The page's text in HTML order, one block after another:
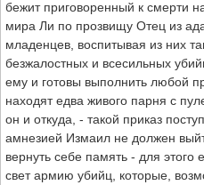
бежит приговоренный к смерти
мира Ли по прозвищу Отец из
младенцев, воспитывая из них
безжалостных и всесильных
ему и готовы выполнить любой
находят едва живого парня с
он и откуда, - такой приказ
амнезией Измаил не должен
вернуть себе память - для этого
свет армию убийц, которые,